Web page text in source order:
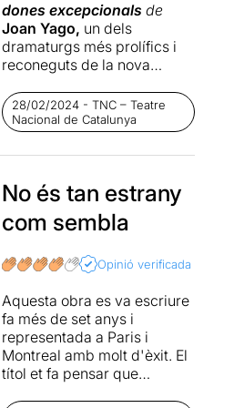
dones excepcionals de
Joan Yago, un dels
dramaturgs més prolífics i
reconeguts de la nova
dramàtics en llengua
catalana, és un espectacle
brillant, ple d'ironia i amb
molt sentit d'humor, que ens
contradiccions humanes.
Primerament, es va estrenar
dramatitzada a laSala
d'estiu, sota la direcció de
Ferran Utzet.
Es tracta d'un espectacle
molt original, tant en la
28/02/2024 - TNC – Teatre
Nacional de Catalunya
No és tan estrany
com sembla
Opinió verificada
Aquesta obra es va escriure
fa més de set anys i
representada a Paris i
Montreal amb molt d'èxit. El
títol et fa pensar que